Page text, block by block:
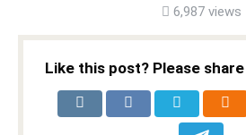
6,987 views
Like this post? Please